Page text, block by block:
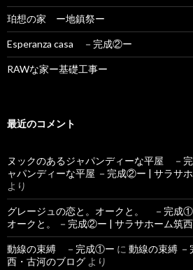
珀想の家 ー地鎮祭ー
Esperanza casa －完成②ー
RAWな家ー基礎工事ー
最近のコメント
ヌックのあるジャパンディーな平屋 －
ャパンディーな平屋 －完成②ー | サラサ
より
グレージュの恋と。オークと。 －完成
オークと。 －完成②ー | サラサホーム筑
動線の束縛 －完成①ー に 動線の束縛
西・古河のブログ より